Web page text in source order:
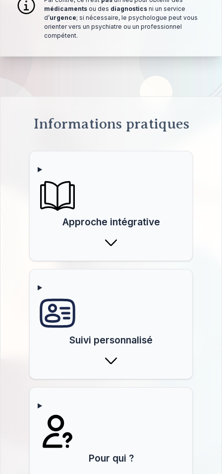
médicaments ou des diagnostics ni un service
d’urgence; si nécessaire, le psychologue peut vous
orienter vers un psychiatre ou un professionnel
compétent.
Informations pratiques
Approche intégrative
Suivi personnalisé
Pour qui ?